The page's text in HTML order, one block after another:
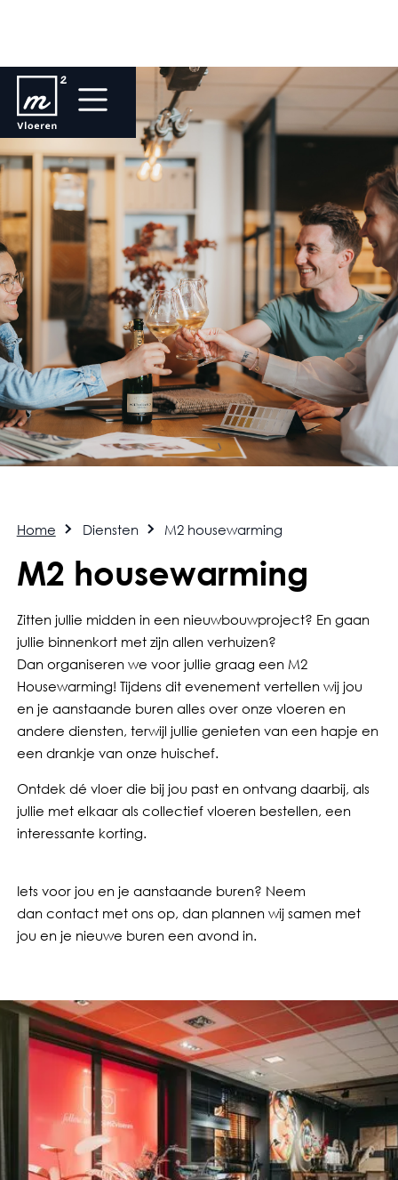
Home Diensten M2 housewarming
M2 housewarming
Zitten jullie midden in een nieuwbouwproject? En gaan
jullie binnenkort met zijn allen verhuizen?
Dan organiseren we voor jullie graag een M2
Housewarming! Tijdens dit evenement vertellen wij jou
en je aanstaande buren alles over onze vloeren en
andere diensten, terwijl jullie genieten van een hapje en
een drankje van onze huischef.
Ontdek dé vloer die bij jou past en ontvang daarbij, als
jullie met elkaar als collectief vloeren bestellen, een
interessante korting.
Iets voor jou en je aanstaande buren? Neem
dan contact met ons op, dan plannen wij samen met
jou en je nieuwe buren een avond in.